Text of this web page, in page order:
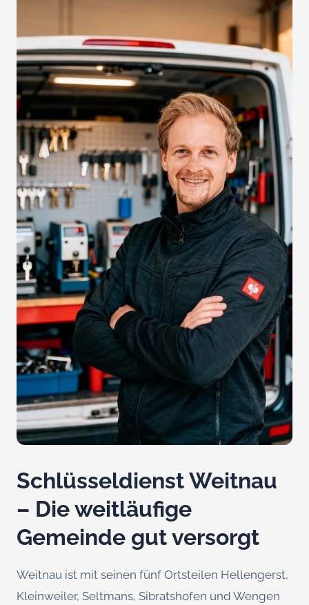
Schlüsseldienst Weitnau
– Die weitläufige
Gemeinde gut versorgt
Weitnau ist mit seinen fünf Ortsteilen Hellengerst,
Kleinweiler, Seltmans, Sibratshofen und Wengen